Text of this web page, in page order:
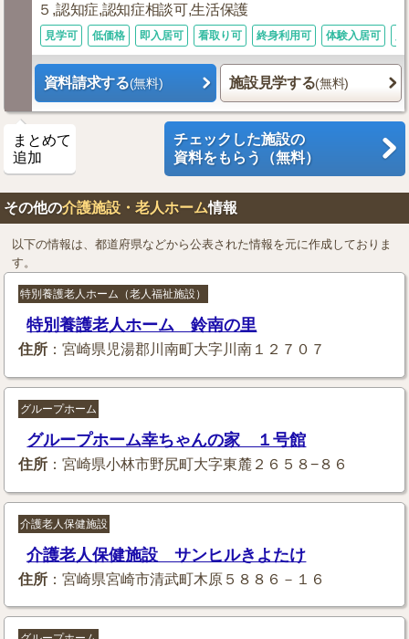
５,認知症,認知症相談可,生活保護
見学可 低価格 即入居可 看取り可 終身利用可 体験入居可
資料請求する(無料) 施設見学する(無料)
まとめて
追加
チェックした施設の
資料をもらう（無料）
その他の介護施設・老人ホーム情報
以下の情報は、都道府県などから公表された情報を元に作成しておりま
す。
特別養護老人ホーム（老人福祉施設）
特別養護老人ホーム 鈴南の里
住所 ：宮崎県児湯郡川南町大字川南１２７０７
グループホーム
グループホーム幸ちゃんの家 １号館
住所 ：宮崎県小林市野尻町大字東麓２６５８−８６
介護老人保健施設
介護老人保健施設 サンヒルきよたけ
住所 ：宮崎県宮崎市清武町木原５８８６－１６